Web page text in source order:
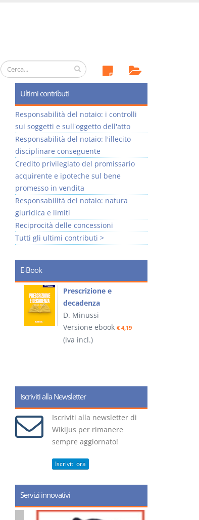
Ultimi contributi
Responsabilità del notaio: i controlli
sui soggetti e sull'oggetto dell'atto
Responsabilità del notaio: l'illecito
disciplinare conseguente
Credito privilegiato del promissario
acquirente e ipoteche sul bene
promesso in vendita
Responsabilità del notaio: natura
giuridica e limiti
Reciprocità delle concessioni
Tutti gli ultimi contributi >
E-Book
Prescrizione e
decadenza
D. Minussi
Versione ebook € 4,19
(iva incl.)
Iscriviti alla Newsletter
Iscriviti alla newsletter di
WikiJus per rimanere
sempre aggiornato!
Iscriviti ora
Servizi innovativi